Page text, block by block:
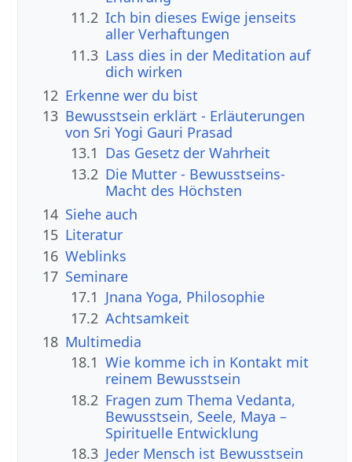
11.2 Ich bin dieses Ewige jenseits
aller Verhaftungen
11.3 Lass dies in der Meditation auf
dich wirken
12 Erkenne wer du bist
13 Bewusstsein erklärt - Erläuterungen
von Sri Yogi Gauri Prasad
13.1 Das Gesetz der Wahrheit
13.2 Die Mutter - Bewusstseins-
Macht des Höchsten
14 Siehe auch
15 Literatur
16 Weblinks
17 Seminare
17.1 Jnana Yoga, Philosophie
17.2 Achtsamkeit
18 Multimedia
18.1 Wie komme ich in Kontakt mit
reinem Bewusstsein
18.2 Fragen zum Thema Vedanta,
Bewusstsein, Seele, Maya –
Spirituelle Entwicklung
18.3 Jeder Mensch ist Bewusstsein